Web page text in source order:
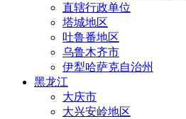
直辖行政单位
塔城地区
吐鲁番地区
乌鲁木齐市
伊犁哈萨克自治州
黑龙江
大庆市
大兴安岭地区